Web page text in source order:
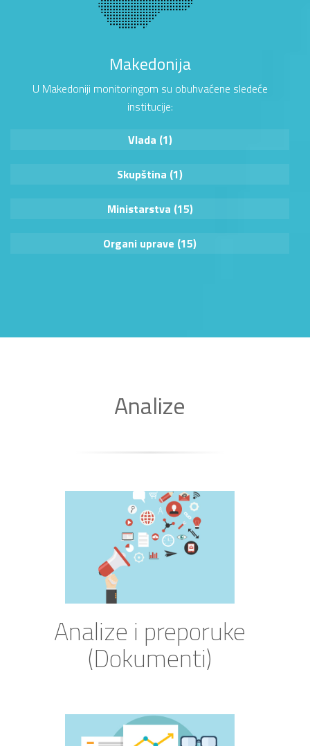
Makedonija
U Makedoniji monitoringom su obuhvaćene sledeće
institucije:
Vlada (1)
Skupština (1)
Ministarstva (15)
Organi uprave (15)
Analize
Analize i preporuke
(Dokumenti)